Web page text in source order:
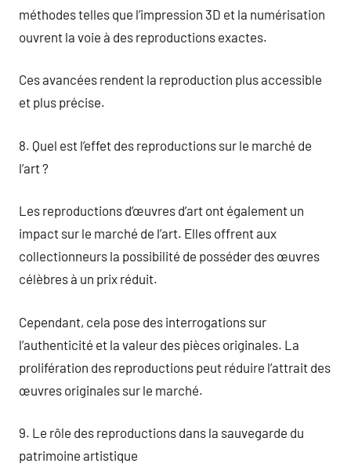
méthodes telles que l’impression 3D et la numérisation
ouvrent la voie à des reproductions exactes.
Ces avancées rendent la reproduction plus accessible
et plus précise.
8. Quel est l’effet des reproductions sur le marché de
l’art ?
Les reproductions d’œuvres d’art ont également un
impact sur le marché de l’art. Elles offrent aux
collectionneurs la possibilité de posséder des œuvres
célèbres à un prix réduit.
Cependant, cela pose des interrogations sur
l’authenticité et la valeur des pièces originales. La
prolifération des reproductions peut réduire l’attrait des
œuvres originales sur le marché.
9. Le rôle des reproductions dans la sauvegarde du
patrimoine artistique